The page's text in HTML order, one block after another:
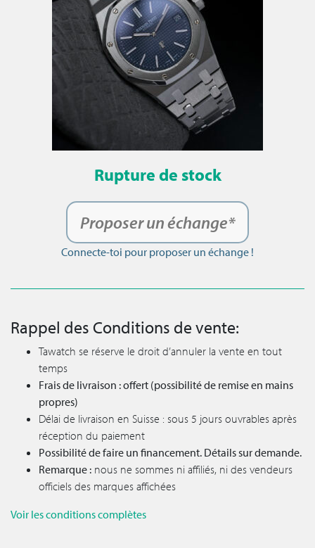
Rupture de stock
Proposer un échange*
Connecte-toi pour proposer un échange !
Rappel des Conditions de vente:
Tawatch se réserve le droit d’annuler la vente en tout
temps
Frais de livraison : offert (possibilité de remise en mains
propres)
Délai de livraison en Suisse : sous 5 jours ouvrables après
réception du paiement
Possibilité de faire un financement. Détails sur demande.
Remarque : nous ne sommes ni affiliés, ni des vendeurs
officiels des marques affichées
Voir les conditions complètes